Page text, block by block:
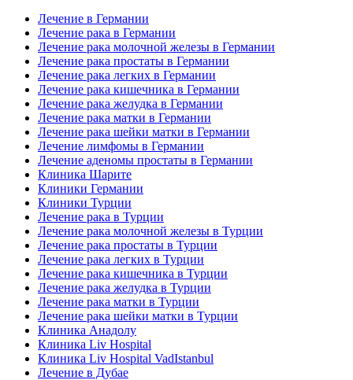
Лечение в Германии
Лечение рака в Германии
Лечение рака молочной железы в Германии
Лечение рака простаты в Германии
Лечение рака легких в Германии
Лечение рака кишечника в Германии
Лечение рака желудка в Германии
Лечение рака матки в Германии
Лечение рака шейки матки в Германии
Лечение лимфомы в Германии
Лечение аденомы простаты в Германии
Клиника Шарите
Клиники Германии
Клиники Турции
Лечение рака в Турции
Лечение рака молочной железы в Турции
Лечение рака простаты в Турции
Лечение рака легких в Турции
Лечение рака кишечника в Турции
Лечение рака желудка в Турции
Лечение рака матки в Турции
Лечение рака шейки матки в Турции
Клиника Анадолу
Клиника Liv Hospital
Клиника Liv Hospital VadIstanbul
Лечение в Дубае